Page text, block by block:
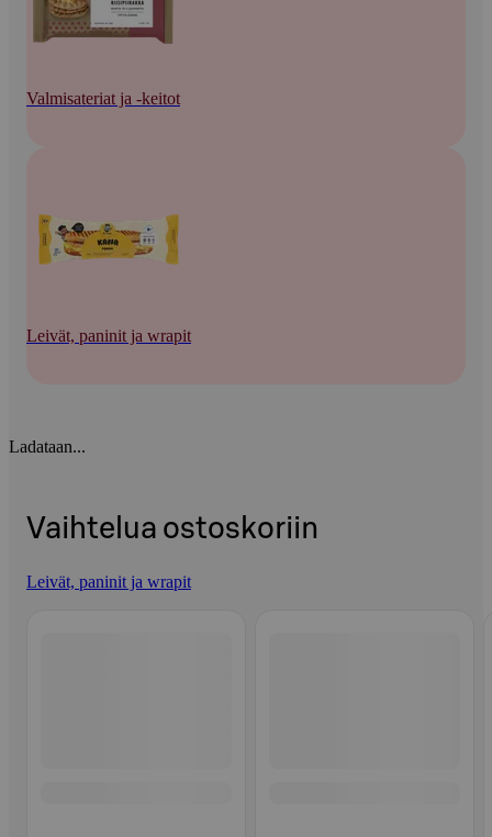
Valmisateriat ja -keitot
Leivät, paninit ja wrapit
Ladataan...
Vaihtelua ostoskoriin
Leivät, paninit ja wrapit